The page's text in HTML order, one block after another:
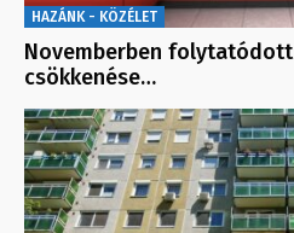
HAZÁNK - KÖZÉLET
Novemberben
csökkenése…